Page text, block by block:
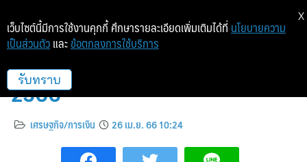
EP จัดประชุมสามัญผู้ถือหุ้นประจำปี
2566
เศรษฐกิจ/การเงิน 26 เม.ย. 66 10:24
เว็บไซต์นี้มีการใช้งานคุกกี้ ศึกษารายละเอียดเพิ่มเติมได้ที่ นโยบายความ
เป็นส่วนตัว และ ข้อตกลงการใช้บริการ
รับทราบ
X